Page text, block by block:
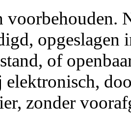
voorbehouden.
opgeslagen
of
zonder